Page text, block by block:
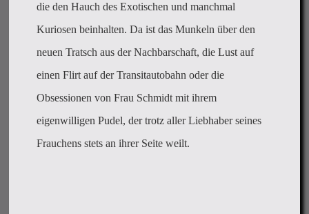
die den Hauch des Exotischen und manchmal
Kuriosen beinhalten. Da ist das Munkeln über den
neuen Tratsch aus der Nachbarschaft, die Lust auf
einen Flirt auf der Transitautobahn oder die
Obsessionen von Frau Schmidt mit ihrem
eigenwilligen Pudel, der trotz aller Liebhaber seines
Frauchens stets an ihrer Seite weilt.